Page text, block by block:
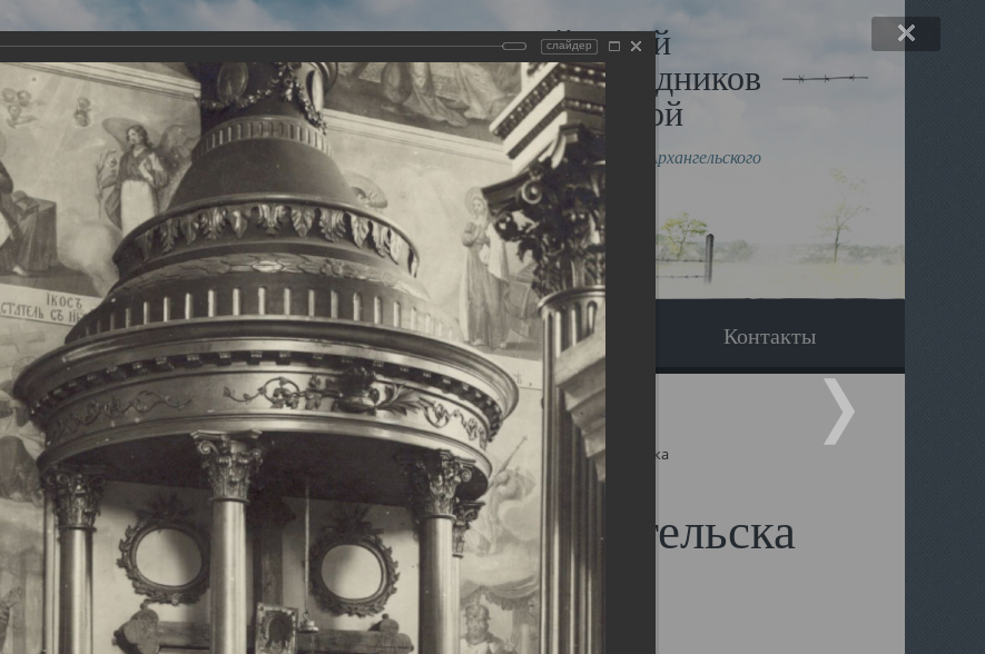
Виртуальный музей
Новомучеников и исповедников
Земли Архангельской
Сайт создан по благословлению митрополита Архангельского
и Холмогорского Даниила
Наследники Галерея Вопрос-ответ Контакты
Главная Галерея Храмы-мученики Архангельска Свято-Троицкий собор Архангельска
Свято-Троицкий собор Архангельска
Свято-Троицкий собор Архангельска
23.12.2015
слайдер